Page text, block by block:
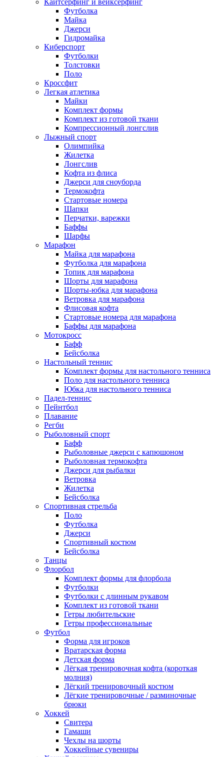
Футболка
Майка
Джерси
Гидромайка
Киберспорт
Футболки
Толстовки
Поло
Кроссфит
Легкая атлетика
Майки
Комплект формы
Комплект из готовой ткани
Компрессионный лонгслив
Лыжный спорт
Олимпийка
Жилетка
Лонгслив
Кофта из флиса
Джерси для сноуборда
Термокофта
Стартовые номера
Шапки
Перчатки, варежки
Баффы
Шарфы
Марафон
Майка для марафона
Футболка для марафона
Топик для марафона
Шорты для марафона
Шорты-юбка для марафона
Ветровка для марафона
Флисовая кофта
Стартовые номера для марафона
Баффы для марафона
Мотокросс
Бафф
Бейсболка
Настольный теннис
Комплект формы для настольного тенниса
Поло для настольного тенниса
Юбка для настольного тенниса
Падел-теннис
Пейнтбол
Плавание
Регби
Рыболовный спорт
Бафф
Рыболовные джерси с капюшоном
Рыболовная термокофта
Джерси для рыбалки
Ветровка
Жилетка
Бейсболка
Спортивная стрельба
Поло
Футболка
Джерси
Спортивный костюм
Бейсболка
Танцы
Флорбол
Комплект формы для флорбола
Футболки
Футболки с длинным рукавом
Комплект из готовой ткани
Гетры любительские
Гетры профессиональные
Футбол
Форма для игроков
Вратарская форма
Детская форма
Лёгкая тренировочная кофта (короткая
молния)
Лёгкий тренировочный костюм
Лёгкие тренировочные / разминочные
брюки
Хоккей
Свитера
Гамаши
Чехлы на шорты
Хоккейные сувениры